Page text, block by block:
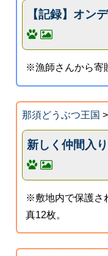
【記録】オン
※漁師さんから寄
那須どうぶつ王国 >
新しく仲間入
※敷地内で保護さ
真12枚。